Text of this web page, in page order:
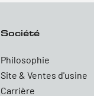
Société
Philosophie
Site & Ventes d'usine
Carrière